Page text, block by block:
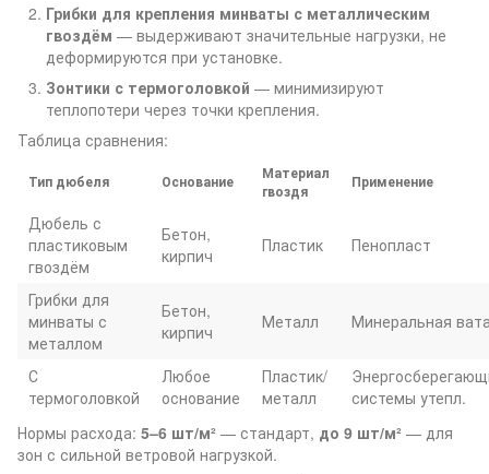
Грибки для крепления минваты с металлическим
гвоздём — выдерживают значительные нагрузки, не
деформируются при установке.
Зонтики с термоголовкой — минимизируют
теплопотери через точки крепления.
Таблица сравнения:
Тип дюбеля Основание
Материал
гвоздя
Применение
Дюбель с
пластиковым
гвоздём
Бетон,
кирпич
Пластик Пенопласт
Грибки для
минваты с
металлом
Бетон,
кирпич
Металл Минеральная
С
термоголовкой
Любое
основание
Пластик/
металл
системы утепл.
Нормы расхода: 5–6 шт/м² — стандарт, до 9 шт/м² — для
зон с сильной ветровой нагрузкой.